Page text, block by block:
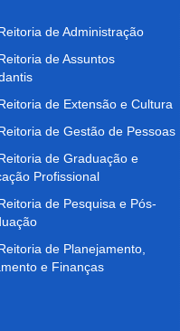
de Administração
de Assuntos
de Extensão e Cultura
de Gestão de Pessoas
de Graduação e
Profissional
de Pesquisa e Pós-
de Planejamento,
e Finanças